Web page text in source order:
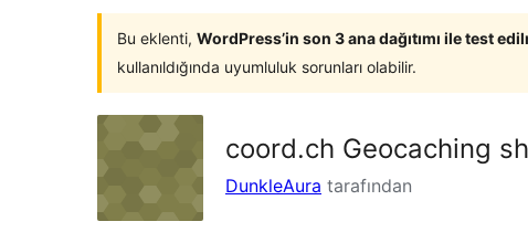
Bu eklenti, WordPress’in son 3 ana dağıtımı ile test
kullanıldığında uyumluluk sorunları olabilir.
coord.ch Geocaching
DunkleAura tarafından